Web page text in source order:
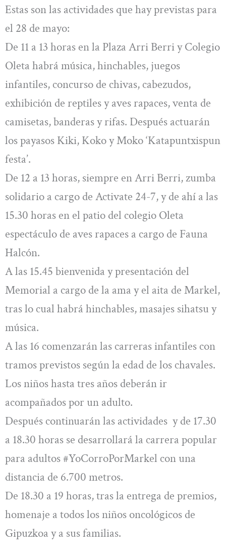
Estas son las actividades que hay previstas para
el 28 de mayo:
De 11 a 13 horas en la Plaza Arri Berri y Colegio
Oleta habrá música, hinchables, juegos
infantiles, concurso de chivas, cabezudos,
exhibición de reptiles y aves rapaces, venta de
camisetas, banderas y rifas. Después actuarán
los payasos Kiki, Koko y Moko ‘Katapuntxispun
festa’.
De 12 a 13 horas, siempre en Arri Berri, zumba
solidario a cargo de Activate 24-7, y de ahí a las
15.30 horas en el patio del colegio Oleta
espectáculo de aves rapaces a cargo de Fauna
Halcón.
A las 15.45 bienvenida y presentación del
Memorial a cargo de la ama y el aita de Markel,
tras lo cual habrá hinchables, masajes sihatsu y
música.
A las 16 comenzarán las carreras infantiles con
tramos previstos según la edad de los chavales.
Los niños hasta tres años deberán ir
acompañados por un adulto.
Después continuarán las actividades y de 17.30
a 18.30 horas se desarrollará la carrera popular
para adultos #YoCorroPorMarkel con una
distancia de 6.700 metros.
De 18.30 a 19 horas, tras la entrega de premios,
homenaje a todos los niños oncológicos de
Gipuzkoa y a sus familias.